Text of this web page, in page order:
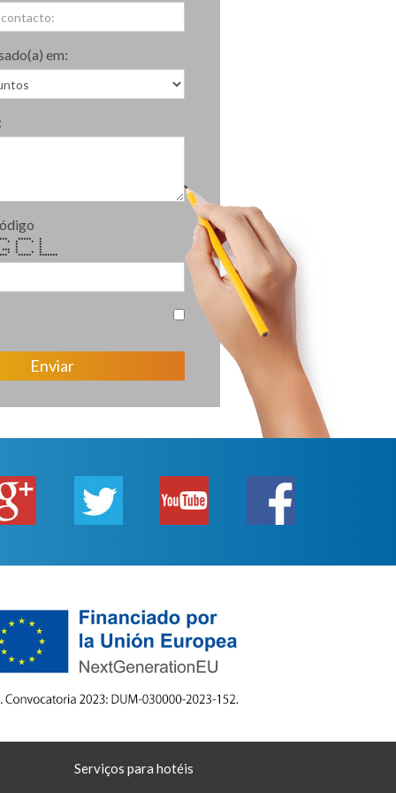
em:
***** *
* * * *
* * *
* * *
* *** * *
* * * *
***** *******
Enviar
Serviços para hotéis